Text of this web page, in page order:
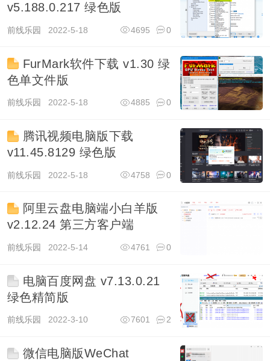
v5.188.0.217 绿色版
前线乐园 2022-5-18 0
4695
FurMark软件下载 v1.30 绿
色单文件版
前线乐园 2022-5-18 0
4885
腾讯视频电脑版下载
v11.45.8129 绿色版
前线乐园 2022-5-18 0
4758
阿里云盘电脑端小白羊版
v2.12.24 第三方客户端
前线乐园 2022-5-14 0
4761
电脑百度网盘 v7.13.0.21
绿色精简版
前线乐园 2022-3-10 2
7601
微信电脑版WeChat